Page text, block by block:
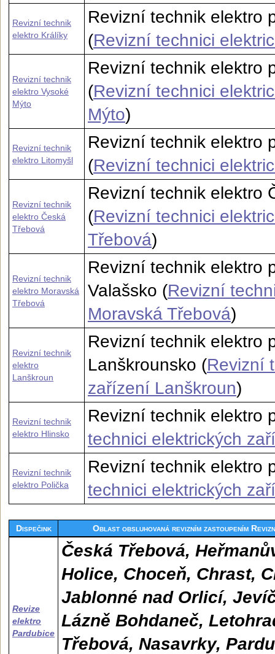
Revizní technik
elektro Králíky
Revizní technik elektro
(Revizní technici
Revizní technik
elektro Vysoké
Mýto
Revizní technik elektro
(Revizní technici
Mýto)
Revizní technik
elektro Litomyšl
Revizní technik elektro
(Revizní technici
Revizní technik
elektro Česká
Třebová
Revizní technik elektro
(Revizní technici
Třebová)
Revizní technik
elektro Moravská
Třebová
Revizní technik elektro
Valašsko (Revizní
Moravská Třebová)
Revizní technik
elektro
Lanškroun
Revizní technik elektro
Lanškrounsko (Revizní
zařízení Lanškroun)
Revizní technik
elektro Hlinsko
Revizní technik elektro
technici elektrických
Revizní technik
elektro Polička
Revizní technik elektro
technici elektrických
Dispečink Oblast obsluhovaná revizním zastoupením
Revize
elektro
Pardubice
Česká Třebová,
Holice, Choceň, Chrast,
Jablonné nad Orlicí,
Lázně Bohdaneč,
Třebová, Nasavrky,